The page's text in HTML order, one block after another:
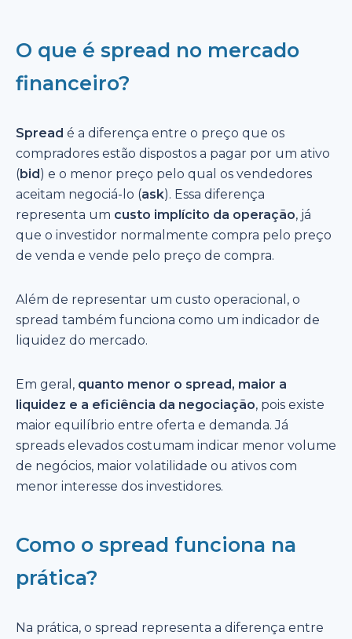
O que é spread no mercado
financeiro?
Spread é a diferença entre o preço que os
compradores estão dispostos a pagar por um ativo
(bid) e o menor preço pelo qual os vendedores
aceitam negociá-lo (ask). Essa diferença
representa um custo implícito da operação, já
que o investidor normalmente compra pelo preço
de venda e vende pelo preço de compra.
Além de representar um custo operacional, o
spread também funciona como um indicador de
liquidez do mercado.
Em geral, quanto menor o spread, maior a
liquidez e a eficiência da negociação, pois existe
maior equilíbrio entre oferta e demanda. Já
spreads elevados costumam indicar menor volume
de negócios, maior volatilidade ou ativos com
menor interesse dos investidores.
Como o spread funciona na
prática?
Na prática, o spread representa a diferença entre